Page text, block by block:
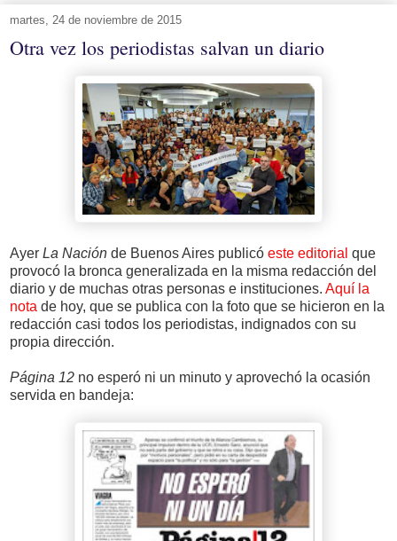
martes, 24 de noviembre de 2015
Otra vez los periodistas salvan un diario
Ayer La Nación de Buenos Aires publicó este editorial que
provocó la bronca generalizada en la misma redacción del
diario y de muchas otras personas e instituciones. Aquí la
nota de hoy, que se publica con la foto que se hicieron en la
redacción casi todos los periodistas, indignados con su
propia dirección.
Página 12 no esperó ni un minuto y aprovechó la ocasión
servida en bandeja: